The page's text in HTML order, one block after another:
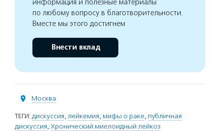
информация и полезные материалы
по любому вопросу в благотворительности.
Вместе мы этого достигнем
Внести вклад
Москва
ТЕГИ: дискуссия, лейкемия, мифы о раке, публичная
дискуссия, Хронический миелоидный лейкоз